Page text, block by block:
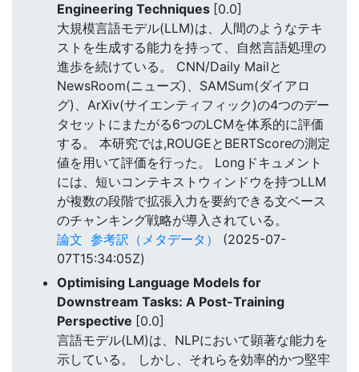
Engineering Techniques [0.0]
大規模言語モデル(LLM)は、人間のようなテキ
ストを生成する能力を持って、自然言語処理の
進歩を続けている。 CNN/Daily Mailと
NewsRoom(ニューズ)、SAMSum(ダイアロ
グ)、ArXiv(サイエンティフィック)の4つのデー
タセットにまたがる6つのLCMを体系的に評価
する。 本研究では,ROUGEとBERTScoreの測定
値を用いて評価を行った。 Longドキュメント
には、短いコンテキストウィンドウを持つLLM
が複数の段階で拡張入力を要約できる文ベース
のチャンキング戦略が導入されている。
論文 参考訳（メタデータ）
(2025-07-
07T15:34:05Z)
Optimising Language Models for
Downstream Tasks: A Post-Training
Perspective [0.0]
言語モデル(LM)は、NLPにおいて顕著な能力を
示している。 しかし、それらを効率的かつ堅牢